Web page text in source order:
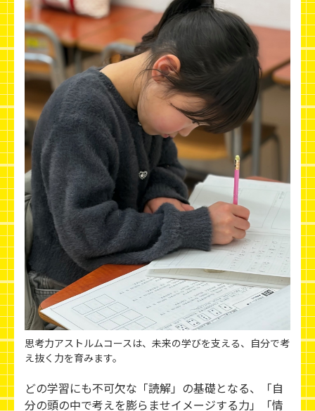
思考力アストルムコースは、未来の学びを支える、自分で考
え抜く力を育みます。
どの学習にも不可欠な「読解」の基礎となる、「自
分の頭の中で考えを膨らませイメージする力」「情